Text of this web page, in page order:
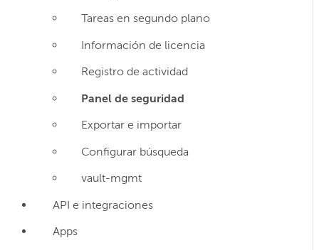
Tareas en segundo plano
Información de licencia
Registro de actividad
Panel de seguridad
Exportar e importar
Configurar búsqueda
vault-mgmt
API e integraciones
Apps